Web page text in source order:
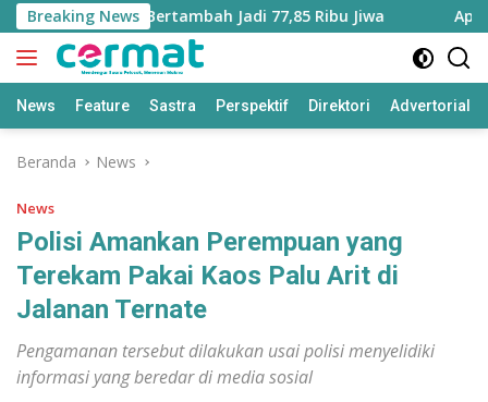
Langsung
ke
konten
Breaking News
Utara Bertambah Jadi 77,85 Ribu Jiwa Aplikasi
News Feature Sastra Perspektif Direktori Advertorial
Beranda News
News
Polisi Amankan Perempuan yang
Terekam Pakai Kaos Palu Arit di
Jalanan Ternate
Pengamanan tersebut dilakukan usai polisi menyelidiki
informasi yang beredar di media sosial